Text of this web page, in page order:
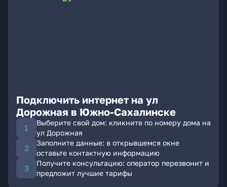
Подключить интернет на ул
Дорожная в Южно-Сахалинске
Выберите свой дом: кликните по номеру дома на
ул Дорожная
Заполните данные: в открывшемся окне
оставьте контактную информацию
Получите консультацию: оператор перезвонит и
предложит лучшие тарифы